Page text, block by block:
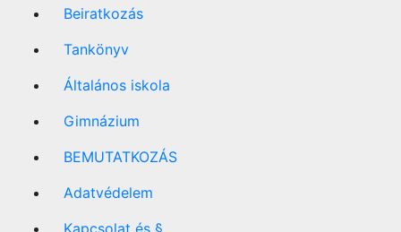
Beiratkozás
Tankönyv
Általános iskola
Gimnázium
BEMUTATKOZÁS
Adatvédelem